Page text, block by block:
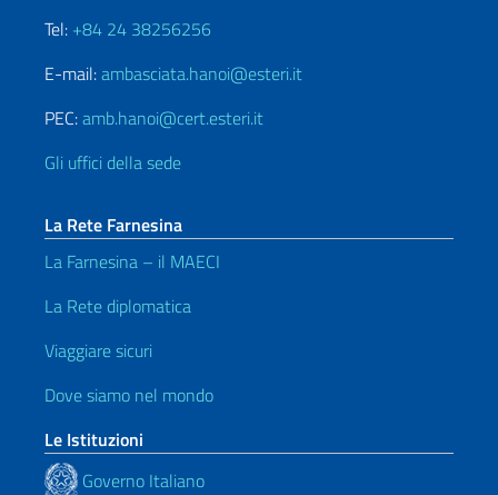
Tel: +84 24 38256256
E-mail:ambasciata.hanoi@esteri.it
PEC:amb.hanoi@cert.esteri.it
Gli uffici della sede
La Rete Farnesina
La Farnesina – il MAECI
La Rete diplomatica
Viaggiare sicuri
Dove siamo nel mondo
Le Istituzioni
Governo Italiano